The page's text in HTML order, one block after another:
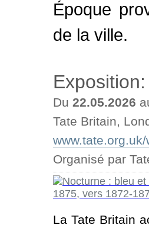
Époque
de la ville.
Du 22.05.2026
Tate Britain,
Organisé par
La Tate Britain